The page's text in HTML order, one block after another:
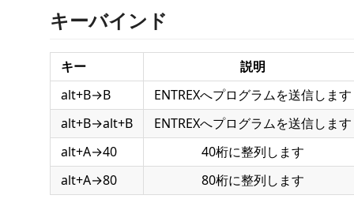
キーバインド
キー
説明
alt+B→B
ENTREXへプログラムを送信します
alt+B→alt+B
ENTREXへプログラムを送信します
alt+A→40
40桁に整列します
alt+A→80
80桁に整列します